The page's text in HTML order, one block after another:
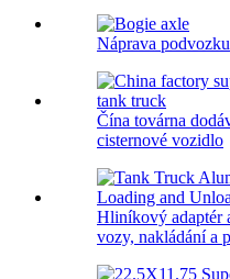
Náprava podvozku
Čína továrna
cisternové vozidlo
Hliníkový adaptér
vozy, nakládání a